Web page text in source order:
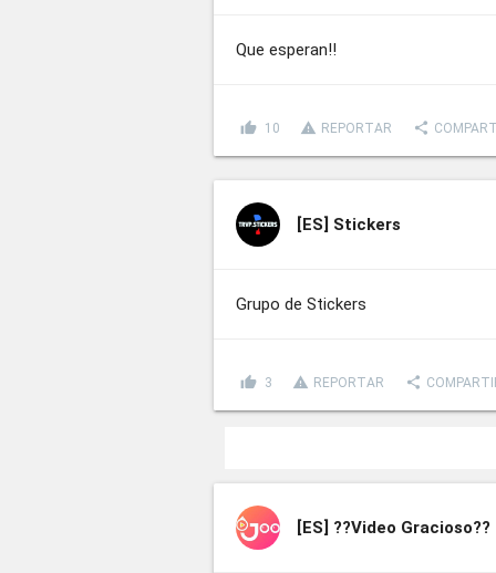
Que esperan!!
thumb_up 10 report_problem REPORTAR share
[ES] Stickers
Grupo de Stickers
thumb_up 3 report_problem REPORTAR share
[ES] ??Video Gracioso??